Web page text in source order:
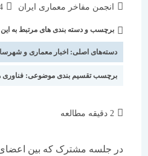
انجمن مفاخر معماری ایران
نوشته
شده
است:
14 اردیبهشت 1401
برچسب و دسته بندی های مرتبط به این مقاله:
دسته‌های اصلی:اخبار معماری و شهرسازی
برچسب تقسیم بندی موضوعی:فناوری های
در جلسه مشترک که بین اعضای